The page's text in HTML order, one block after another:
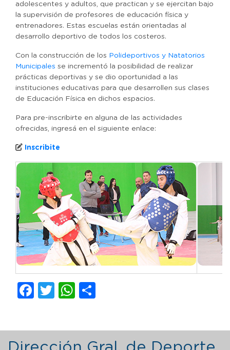
adolescentes y adultos, que practican y se ejercitan bajo
la supervisión de profesores de educación física y
entrenadores. Estas escuelas están orientadas al
desarrollo deportivo de todos los costeros.
Con la construcción de los Polideportivos y Natatorios
Municipales se incrementó la posibilidad de realizar
prácticas deportivas y se dio oportunidad a las
instituciones educativas para que desarrollen sus clases
de Educación Física en dichos espacios.
Para pre-inscribirte en alguna de las actividades
ofrecidas, ingresá en el siguiente enlace:
Inscribite
Facebook
TwitterWhatsApp